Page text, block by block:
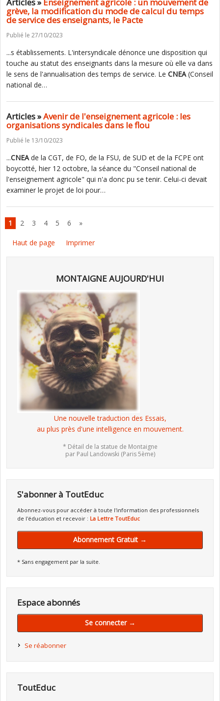
grève, la modification du mode de calcul du temps
de service des enseignants, le Pacte
Publié le 27/10/2023
...s établissements. L'intersyndicale dénonce une disposition qui
touche au statut des enseignants dans la mesure où elle va dans
le sens de l'annualisation des temps de service. Le CNEA(Conseil
national de…
Articles »Avenir de l'enseignement agricole : les
organisations syndicales dans le flou
Publié le 13/10/2023
...CNEAde la CGT, de FO, de la FSU, de SUD et de la FCPE ont
boycotté, hier 12 octobre, la séance du "Conseil national de
l'enseignement agricole" qui n'a donc pu se tenir. Celui-ci devait
examiner le projet de loi pour…
1 2 3 4 5 6 »
Haut de page Imprimer
MONTAIGNE AUJOURD'HUI
Une nouvelle traduction des Essais,
au plus près d'une intelligence en mouvement.
* Détail de la statue de Montaigne
par Paul Landowski (Paris 5ème)
S'abonner à ToutEduc
Abonnez-vous pour accéder à toute l'information des professionnels
de l'éducation et recevoir : La Lettre ToutEduc
Abonnement Gratuit →
* Sans engagement par la suite.
Espace abonnés
Se connecter →
Se réabonner
ToutEduc